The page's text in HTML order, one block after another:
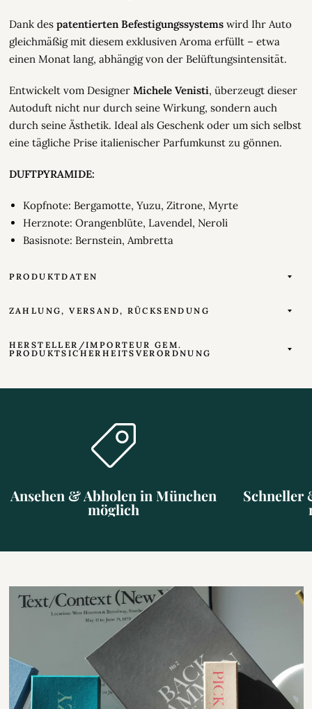
Dank des patentierten Befestigungssystemswird Ihr Auto
gleichmäßig mit diesem exklusiven Aroma erfüllt – etwa
einen Monat lang, abhängig von der Belüftungsintensität.
Entwickelt vom Designer Michele Venisti, überzeugt dieser
Autoduft nicht nur durch seine Wirkung, sondern auch
durch seine Ästhetik. Ideal als Geschenk oder um sich selbst
eine tägliche Prise italienischer Parfumkunst zu gönnen.
DUFTPYRAMIDE:
Kopfnote: Bergamotte, Yuzu, Zitrone, Myrte
Herznote: Orangenblüte, Lavendel, Neroli
Basisnote: Bernstein, Ambretta
PRODUKTDATEN
ZAHLUNG, VERSAND, RÜCKSENDUNG
HERSTELLER/IMPORTEUR GEM.
PRODUKTSICHERHEITSVERORDNUNG
Ansehen & Abholen in München
möglich
Schneller